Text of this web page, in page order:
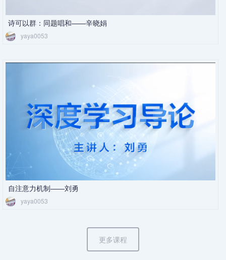
诗可以群：同题唱和——辛晓娟
yaya0053
自注意力机制——刘勇
yaya0053
更多课程